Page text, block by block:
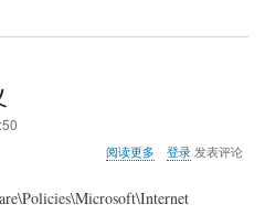
阅读更多
册
登录发表评论